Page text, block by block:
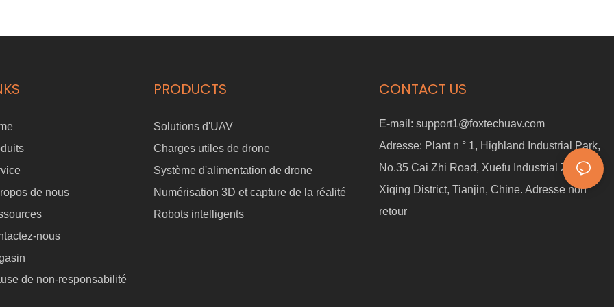
de nous
nous
de non-responsabilité
PRODUCTS
Solutions d'UAV
Charges utiles de drone
Système d'alimentation de drone
Numérisation 3D et capture de la réalité
Robots intelligents
CONTACT US
E-mail: support1@foxtechuav.com
Adresse: Plant n ° 1, Highland Industrial Park,
No.35 Cai Zhi Road, Xuefu Industrial Zone,
Xiqing District, Tianjin, Chine. Adresse non
retour